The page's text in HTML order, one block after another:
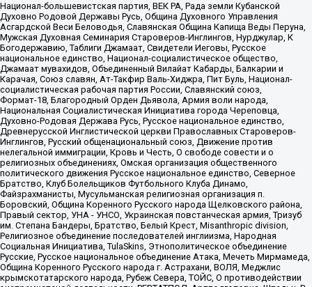
Национал-большевистская партия, ВЕК РА, Рада земли Кубанской
Духовно Родовой Державы Русь, Община Духовного Управления
Асгардской Веси Беловодья, Славянская Община Капища Веды Перуна,
Мужская Духовная Семинария Староверов-Инглингов, Нурджулар, К
Богодержавию, Таблиги Джамаат, Свидетели Иеговы, Русское
национальное единство, Национал-социалистическое общество,
Джамаат мувахидов, Объединенный Вилайат Кабарды, Балкарии и
Карачая, Союз славян, Ат-Такфир Валь-Хиджра, Пит Буль, Национал-
социалистическая рабочая партия России, Славянский союз,
Формат-18, Благородный Орден Дьявола, Армия воли народа,
Национальная Социалистическая Инициатива города Череповца,
Духовно-Родовая Держава Русь, Русское национальное единство,
Древнерусской Инглистической церкви Православных Староверов-
Инглингов, Русский общенациональный союз, Движение против
нелегальной иммиграции, Кровь и Честь, О свободе совести и о
религиозных объединениях, Омская организация общественного
политического движения Русское национальное единство, Северное
Братство, Клуб Болельщиков Футбольного Клуба Динамо,
Файзрахманисты, Мусульманская религиозная организация п.
Боровский, Община Коренного Русского народа Щелковского района,
Правый сектор, УНА - УНСО, Украинская повстанческая армия, Тризуб
им. Степана Бандеры, Братство, Белый Крест, Misanthropic division,
Религиозное объединение последователей инглиизма, Народная
Социальная Инициатива, TulaSkins, Этнополитическое объединение
Русские, Русское национальное объединение Атака, Мечеть Мирмамеда,
Община Коренного Русского народа г. Астрахани, ВОЛЯ, Меджлис
крымскотатарского народа, Рубеж Севера, ТОЙС, О противодействии